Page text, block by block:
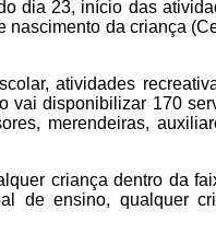
dia 23, início das
da criança
atividades
vai disponibilizar 170
merendeiras,
criança dentro da
de ensino, qualquer